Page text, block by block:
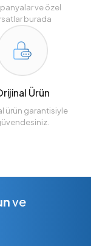
ve özel
burada
Ürün
ürün garantisiyle
ve